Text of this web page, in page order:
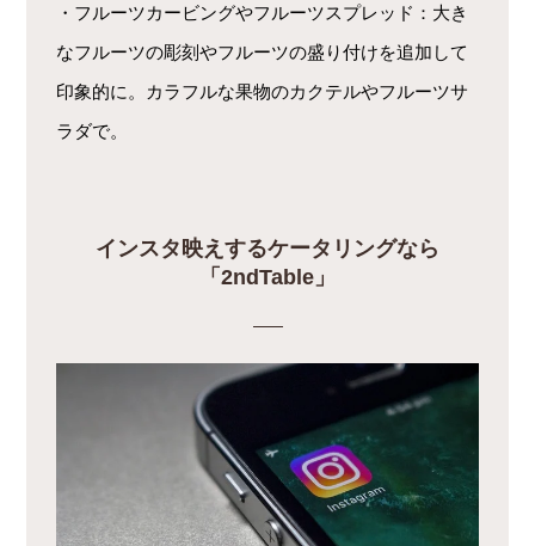
・フルーツカービングやフルーツスプレッド：大き
なフルーツの彫刻やフルーツの盛り付けを追加して
印象的に。カラフルな果物のカクテルやフルーツサ
ラダで。
インスタ映えするケータリングなら
「2ndTable」